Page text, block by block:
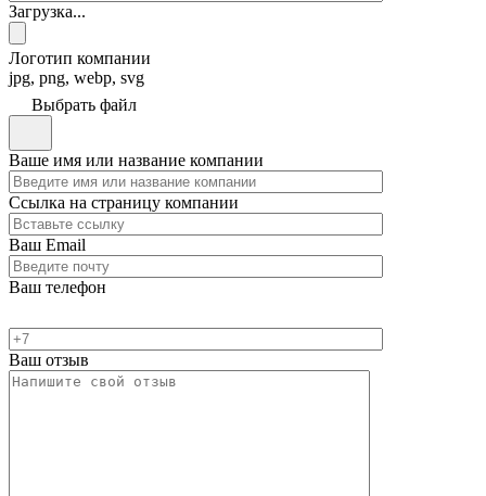
Загрузка...
Логотип компании
jpg, png, webp, svg
Выбрать файл
Ваше имя или название компании
Ссылка на страницу компании
Ваш Email
Ваш телефон
Ваш отзыв